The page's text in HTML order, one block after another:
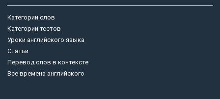
Категории слов
Категории тестов
Уроки английского языка
Статьи
Перевод слов в контексте
Все времена английского